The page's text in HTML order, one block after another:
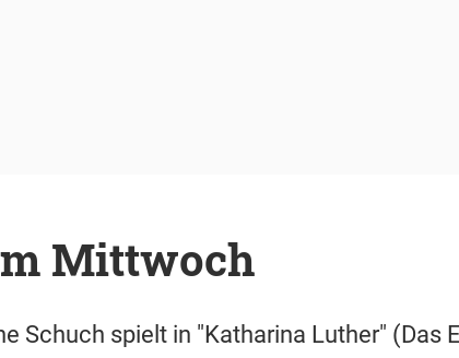
Mittwoch
Schuch spielt in "Katharina Luther" (Das